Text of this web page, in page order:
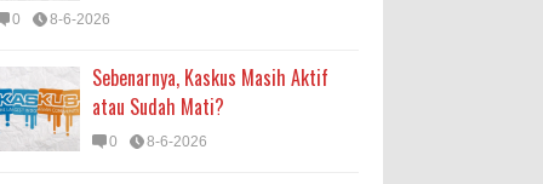
0 8-6-2026
Sebenarnya, Kaskus Masih Aktif
atau Sudah Mati?
0 8-6-2026